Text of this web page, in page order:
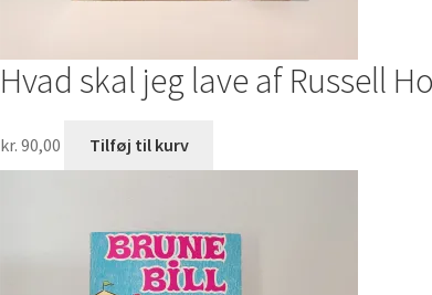
Hvad skal jeg lave af Russell
kr. 90,00 Tilføj til kurv